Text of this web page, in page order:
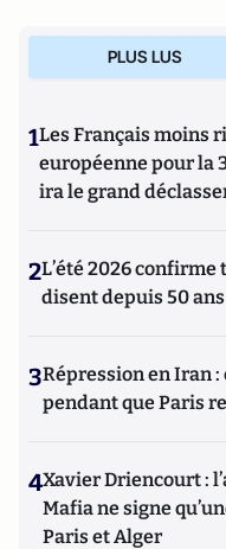
PLUS LUS
1Les Français moins
européenne pour la
ira le grand
2L’été 2026 confirme
disent depuis 50
3Répression en Iran
pendant que Paris
4Xavier Driencourt :
Mafia ne signe
Paris et Alger